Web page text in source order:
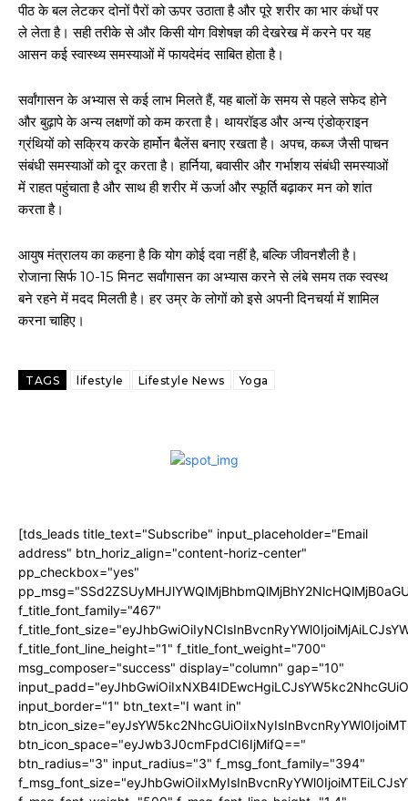
पीठ के बल लेटकर दोनों पैरों को ऊपर उठाता है और पूरे शरीर का भार कंधों पर
ले लेता है। सही तरीके से और किसी योग विशेषज्ञ की देखरेख में करने पर यह
आसन कई स्वास्थ्य समस्याओं में फायदेमंद साबित होता है।
सर्वांगासन के अभ्यास से कई लाभ मिलते हैं, यह बालों के समय से पहले सफेद होने
और बुढ़ापे के अन्य लक्षणों को कम करता है। थायरॉइड और अन्य एंडोक्राइन
ग्रंथियों को सक्रिय करके हार्मोन बैलेंस बनाए रखता है। अपच, कब्ज जैसी पाचन
संबंधी समस्याओं को दूर करता है। हार्निया, बवासीर और गर्भाशय संबंधी समस्याओं
में राहत पहुंचाता है और साथ ही शरीर में ऊर्जा और स्फूर्ति बढ़ाकर मन को शांत
करता है।
आयुष मंत्रालय का कहना है कि योग कोई दवा नहीं है, बल्कि जीवनशैली है।
रोजाना सिर्फ 10-15 मिनट सर्वांगासन का अभ्यास करने से लंबे समय तक स्वस्थ
बने रहने में मदद मिलती है। हर उम्र के लोगों को इसे अपनी दिनचर्या में शामिल
करना चाहिए।
TAGS lifestyle Lifestyle News Yoga
[tds_leads title_text="Subscribe" input_placeholder="Email
address" btn_horiz_align="content-horiz-center"
pp_checkbox="yes"
f_title_font_family="467"
f_title_font_line_height="1" f_title_font_weight="700"
msg_composer="success" display="column" gap="10"
input_border="1" btn_text="I want in"
btn_icon_space="eyJwb3J0cmFpdCI6IjMifQ=="
btn_radius="3" input_radius="3" f_msg_font_family="394"